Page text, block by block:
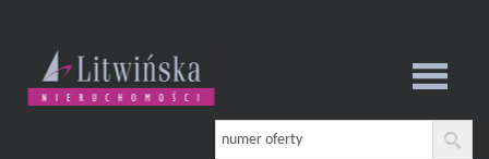
Strona